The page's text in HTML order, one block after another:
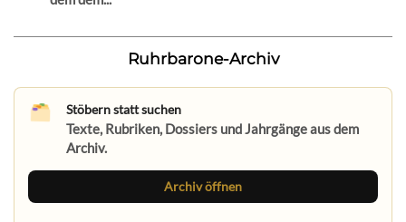
Ruhrbarone-Archiv
Stöbern statt suchen
Texte, Rubriken, Dossiers und Jahrgänge aus dem
Archiv.
Archiv öffnen